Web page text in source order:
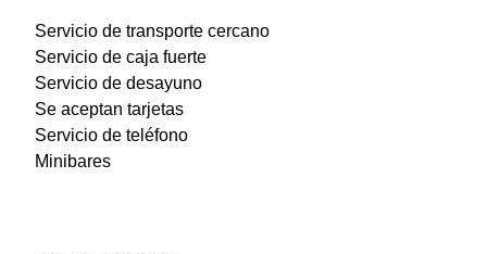
Servicio de transporte cercano
Servicio de caja fuerte
Servicio de desayuno
Se aceptan tarjetas
Servicio de teléfono
Minibares